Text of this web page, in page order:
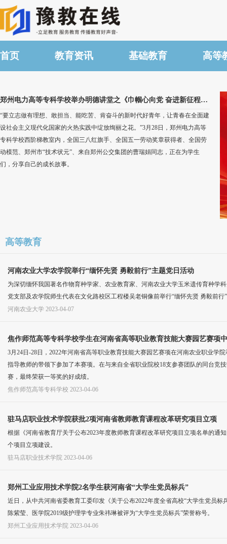
首页 教育资讯 基础教育 高等
郑州电力高等专科学校举办明德讲堂之《巾帼心向党 奋进新征程》劳模精神专题讲座
“要立志做有理想、敢担当、能吃苦、肯奋斗的新时代好青年，让青春在全面建
设社会主义现代化国家的火热实践中绽放绚丽之花。”3月28日，郑州电力高等
专科学校西阶梯教室内，全国三八红旗手、全国五一劳动奖章获得者、全国劳
动模范、郑州市“技术状元”、来自郑州公交集团的曹瑞娟同志，正在为学生
们，分享自己的成长故事。
高等教育
河南农业大学农学院举行“缅怀先贤 勇毅前行”主题党日活动
为深切缅怀我国著名作物育种学家、农业教育家、河南农业大学玉米遗传育种学
党支部及农学院师生代表在文化路校区工程楼吴老铜像前举行“缅怀先贤 勇毅前行
河南农业大学 2023-04-07
焦作师范高等专科学校学生在河南省高等职业教育技能大赛园艺赛项
3月24日-28日，2022年河南省高等职业教育技能大赛园艺赛项在河南农业职业学
指导教师的带领下参加了本赛项。在与来自全省职业院校18支参赛团队的同台
赛，最终荣获一等奖的好成绩。
焦作师范高等专科学校 2023-04-06
驻马店职业技术学院获批2项河南省教师教育课程改革研究项目立项
根据《河南省教育厅关于公布2023年度教师教育课程改革研究项目立项名单的通
个项目立项建设。
驻马店职业技术学院 2023-04-06
郑州工业应用技术学院2名学生获河南省“大学生党员标兵”
近日，从中共河南省委教育工委印发《关于公布2022年度全省高校“大学生党员
陈紫莹、医学院2019级护理学专业朱祎琳被评为“大学生党员标兵”荣誉称号。
郑州工业应用技术学院 2023-04-06